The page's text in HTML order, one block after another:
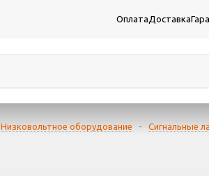
ОплатаДоставка
Низковольтное оборудование - Сигнальные